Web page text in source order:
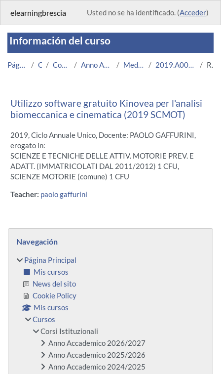
elearningbrescia Usted no se ha identificado. (Acceder)
Información del curso
Página Principal Cursos Corsi Istituzionali Anno Accademico 2019/2020 Medicina e Chirurgia 2019.A005003.08636-09.N0.18194 Resumen
Utilizzo software gratuito Kinovea per l'analisi
biomeccanica e cinematica (2019 SCMOT)
2019, Ciclo Annuale Unico, Docente: PAOLO GAFFURINI,
erogato in:
SCIENZE E TECNICHE DELLE ATTIV. MOTORIE PREV. E
ADATT. (IMMATRICOLATI DAL 2011/2012) 1 CFU,
SCIENZE MOTORIE (comune) 1 CFU
Teacher: paolo gaffurini
Bloques
Navegación
Página Principal
Mis cursos
News del sito
Cookie Policy
Mis cursos
Cursos
Corsi Istituzionali
Anno Accademico 2026/2027
Anno Accademico 2025/2026
Anno Accademico 2024/2025